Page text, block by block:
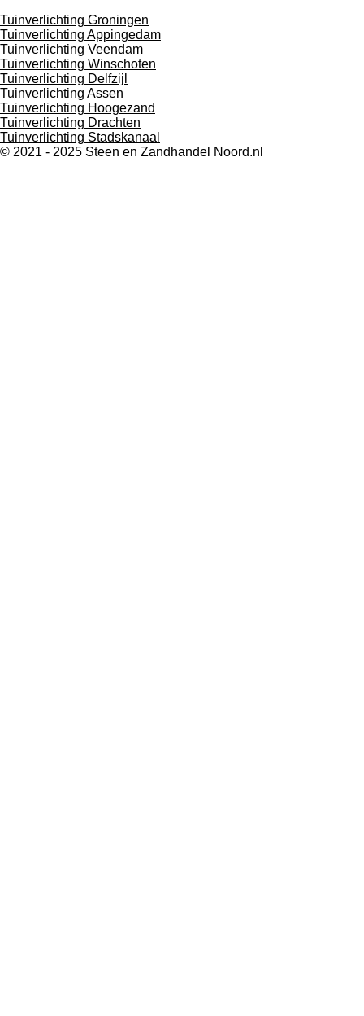
Tuinverlichting Groningen
Tuinverlichting Appingedam
Tuinverlichting Veendam
Tuinverlichting Winschoten
Tuinverlichting Delfzijl
Tuinverlichting Assen
Tuinverlichting Hoogezand
Tuinverlichting Drachten
Tuinverlichting Stadskanaal
© 2021 - 2025 Steen en Zandhandel Noord.nl